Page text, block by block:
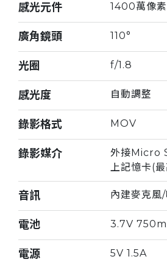
感光元件 1400萬像素
廣角鏡頭 110°
光圈 f/1.8
感光度 自動調整
錄影格式 MOV
錄影媒介
外接Micro
上記憶卡(
音訊 內建麥克風
電池 3.7V
電源 5V 1.5A